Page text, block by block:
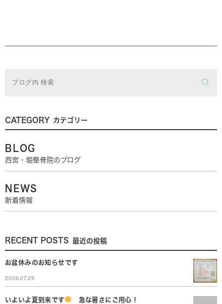
CATEGORY カテゴリー
BLOG
西宮・堀整骨院のブログ
NEWS
新着情報
RECENT POSTS 最近の投稿
お盆休みのお知らせです
2026.07.25
いよいよ夏到来です 急な暑さにご用心！